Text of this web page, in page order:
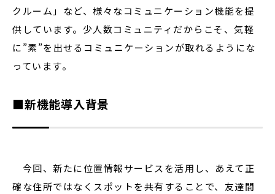
クルーム」など、様々なコミュニケーション機能を提
供しています。少人数コミュニティだからこそ、気軽
に”素”を出せるコミュニケーションが取れるようにな
っています。
■新機能導入背景
今回、新たに位置情報サービスを活用し、あえて正
確な住所ではなくスポットを共有することで、友達間